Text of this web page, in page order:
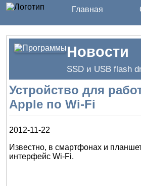
Главная
Новости
SSD и USB flash
Устройство для
Apple по Wi-Fi
2012-11-22
Известно, в смартфонах и
интерфейс Wi-Fi.